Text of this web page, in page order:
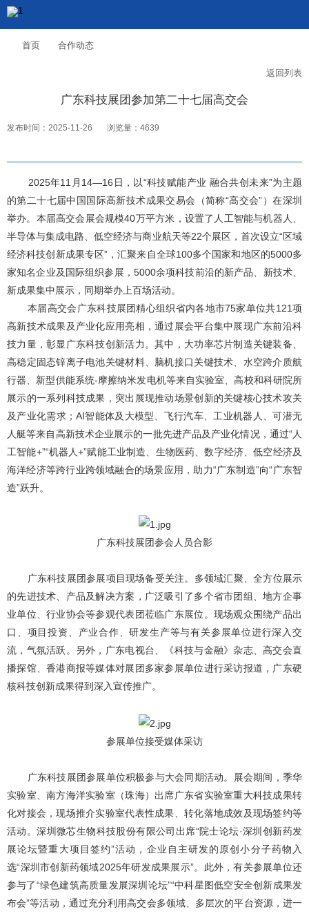
首页 合作动态
返回列表
广东科技展团参加第二十七届高交会
发布时间：2025-11-26 浏览量：4639
2025年11月14—16日，以“科技赋能产业 融合共创未来”为主题
的第二十七届中国国际高新技术成果交易会（简称“高交会”）在深圳
举办。本届高交会展会规模40万平方米，设置了人工智能与机器人、
半导体与集成电路、低空经济与商业航天等22个展区，首次设立“区域
经济科技创新成果专区”，汇聚来自全球100多个国家和地区的5000多
家知名企业及国际组织参展，5000余项科技前沿的新产品、新技术、
新成果集中展示，同期举办上百场活动。
本届高交会广东科技展团精心组织省内各地市75家单位共121项
高新技术成果及产业化应用亮相，通过展会平台集中展现广东前沿科
技力量，彰显广东科技创新活力。其中，大功率芯片制造关键装备、
高稳定固态锌离子电池关键材料、脑机接口关键技术、水空跨介质航
行器、新型供能系统-摩擦纳米发电机等来自实验室、高校和科研院所
展示的一系列科技成果，突出展现推动场景创新的关键核心技术攻关
及产业化需求；AI智能体及大模型、飞行汽车、工业机器人、可潜无
人艇等来自高新技术企业展示的一批先进产品及产业化情况，通过“人
工智能+”“机器人+”赋能工业制造、生物医药、数字经济、低空经济及
海洋经济等跨行业跨领域融合的场景应用，助力“广东制造”向“广东智
造”跃升。
广东科技展团参会人员合影
广东科技展团参展项目现场备受关注。多领域汇聚、全方位展示
的先进技术、产品及解决方案，广泛吸引了多个省市团组、地方企事
业单位、行业协会等参观代表团莅临广东展位。现场观众围绕产品出
口、项目投资、产业合作、研发生产等与有关参展单位进行深入交
流，气氛活跃。另外，广东电视台、《科技与金融》杂志、高交会直
播探馆、香港商报等媒体对展团多家参展单位进行采访报道，广东硬
核科技创新成果得到深入宣传推广。
参展单位接受媒体采访
广东科技展团参展单位积极参与大会同期活动。展会期间，季华
实验室、南方海洋实验室（珠海）出席广东省实验室重大科技成果转
化对接会，现场推介实验室代表性成果、转化落地成效及现场签约等
活动。深圳微芯生物科技股份有限公司出席“院士论坛·深圳创新药发
展论坛暨重大项目签约”活动，企业自主研发的原创小分子药物入
选“深圳市创新药领域2025年研发成果展示”。此外，有关参展单位还
参与了“绿色建筑高质量发展深圳论坛”“中科星图低空安全创新成果发
布会”等活动，通过充分利用高交会多领域、多层次的平台资源，进一